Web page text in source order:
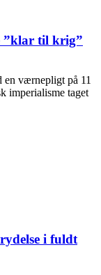
”klar til krig”
værnepligt på 11
imperialisme taget
i fuldt